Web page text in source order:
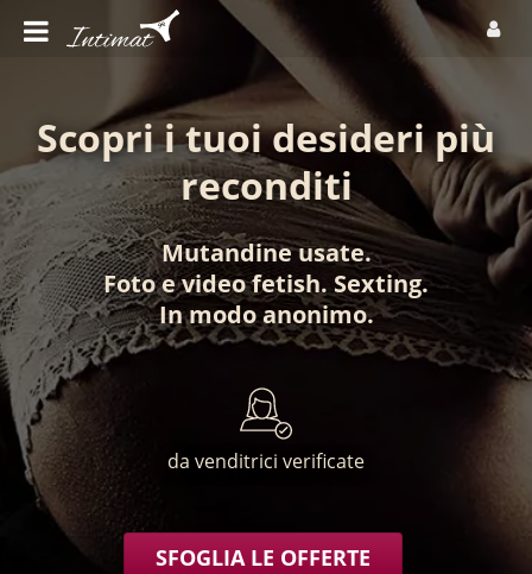
Scopri i tuoi desideri più
reconditi
Mutandine usate.
Fotoevideo fetish. Sexting.
In modo anonimo.
da venditrici verificate
SFOGLIA LE OFFERTE